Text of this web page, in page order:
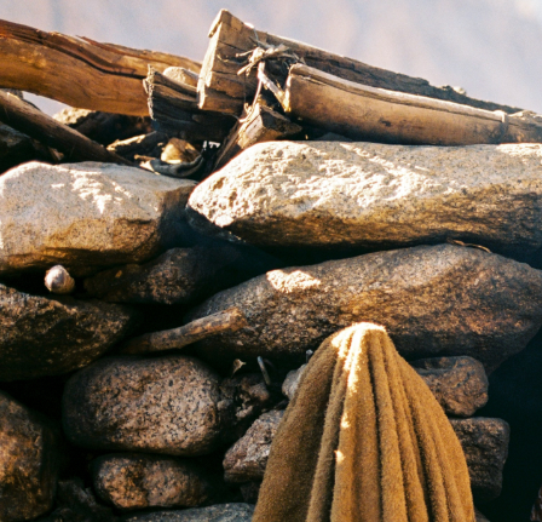
Мир
Команда
Дневник
Магазин